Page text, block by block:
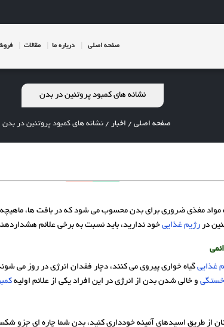
صفحه اصلی درباره ما مقالات
نشانه های کمبود پروتئین در بدن
صفحه اصلی / اخبار / نشانه های کمبود پروتئین در بدن
مواد مغذی ضروری برای بدن محسوب می ‌شود که در بافت‌ ها،
در رژیم غذایی خود ندارید، باید نسبت به برخی علائم
غذاییگیاه خواری پیروی می کنند، دچار فقدان انرژی در روز
خستگی و خالی شدن بدن از انرژی در این افراد یکی از علائم اولیه
از طریق اسیدهای آمینه خودداری کنید، بدن شما چاره ای جزو